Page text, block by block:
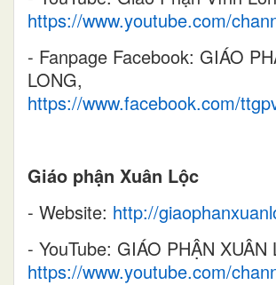
https://www.youtube.com/
- Fanpage Facebook: GIÁO
LONG,
https://www.facebook.com/
Giáo phận Xuân Lộc
- Website: http://
- YouTube: GIÁO PHẬN XUÂN
https://www.youtube.com/